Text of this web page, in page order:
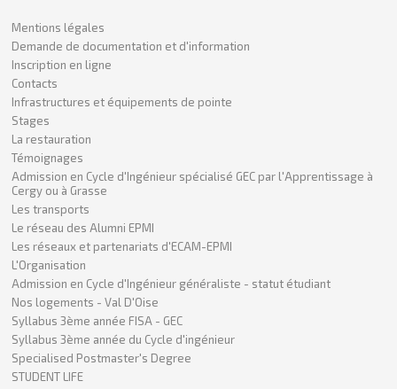
Mentions légales
Demande de documentation et d'information
Inscription en ligne
Contacts
Infrastructures et équipements de pointe
Stages
La restauration
Témoignages
Admission en Cycle d'Ingénieur spécialisé GEC par l'Apprentissage à
Cergy ou à Grasse
Les transports
Le réseau des Alumni EPMI
Les réseaux et partenariats d'ECAM-EPMI
L'Organisation
Admission en Cycle d'Ingénieur généraliste - statut étudiant
Nos logements - Val D'Oise
Syllabus 3ème année FISA - GEC
Syllabus 3ème année du Cycle d'ingénieur
Specialised Postmaster's Degree
STUDENT LIFE